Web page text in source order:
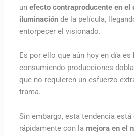
un efecto contraproducente en el
iluminaciónde la película,
entorpecer el visionado.
Es por ello que aún hoy en día
consumiendo producciones
que no requieren un esfuerzo
trama.
Sin embargo, esta tendencia está
rápidamente con la mejora en el